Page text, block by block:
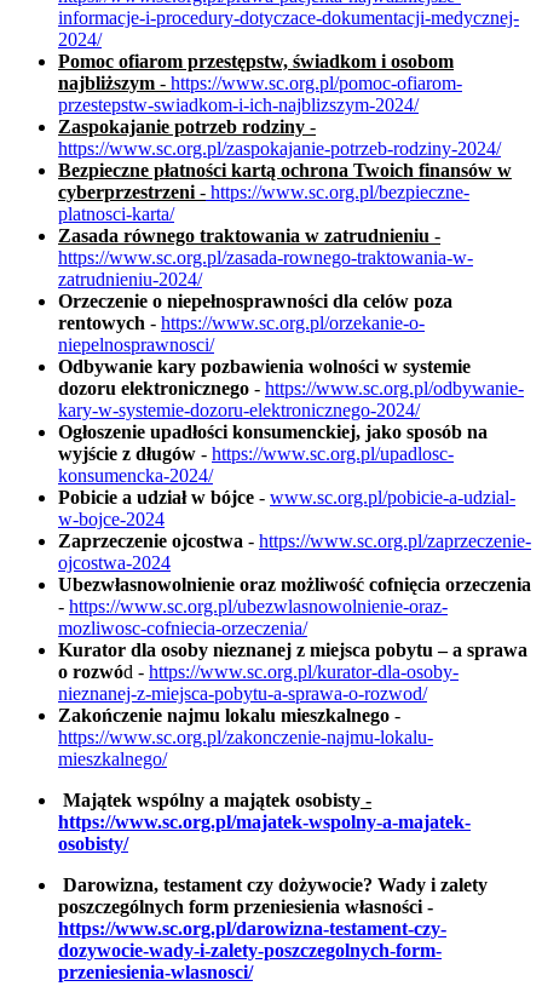
informacje-i-procedury-dotyczace-dokumentacji-medycznej-
2024/
Pomoc ofiarom przestępstw, świadkom i osobom
najbliższym - https://www.sc.org.pl/pomoc-ofiarom-
przestepstw-swiadkom-i-ich-najblizszym-2024/
Zaspokajanie potrzeb rodziny -
https://www.sc.org.pl/zaspokajanie-potrzeb-rodziny-2024/
Bezpieczne płatności kartą ochrona Twoich finansów w
cyberprzestrzeni - https://www.sc.org.pl/bezpieczne-
platnosci-karta/
Zasada równego traktowania w zatrudnieniu -
https://www.sc.org.pl/zasada-rownego-traktowania-w-
zatrudnieniu-2024/
Orzeczenie o niepełnosprawności dla celów poza
rentowych - https://www.sc.org.pl/orzekanie-o-
niepelnosprawnosci/
Odbywanie kary pozbawienia wolności w systemie
dozoru elektronicznego - https://www.sc.org.pl/odbywanie-
kary-w-systemie-dozoru-elektronicznego-2024/
Ogłoszenie upadłości konsumenckiej, jako sposób na
wyjście z długów - https://www.sc.org.pl/upadlosc-
konsumencka-2024/
Pobicie a udział w bójce - www.sc.org.pl/pobicie-a-udzial-
w-bojce-2024
Zaprzeczenie ojcostwa - https://www.sc.org.pl/zaprzeczenie-
ojcostwa-2024
Ubezwłasnowolnienie oraz możliwość cofnięcia orzeczenia
- https://www.sc.org.pl/ubezwlasnowolnienie-oraz-
mozliwosc-cofniecia-orzeczenia/
Kurator dla osoby nieznanej z miejsca pobytu – a sprawa
o rozwód - https://www.sc.org.pl/kurator-dla-osoby-
nieznanej-z-miejsca-pobytu-a-sprawa-o-rozwod/
Zakończenie najmu lokalu mieszkalnego -
https://www.sc.org.pl/zakonczenie-najmu-lokalu-
mieszkalnego/
Majątek wspólny a majątek osobisty -
https://www.sc.org.pl/majatek-wspolny-a-majatek-
osobisty/
Darowizna, testament czy dożywocie? Wady i zalety
poszczególnych form przeniesienia własności -
https://www.sc.org.pl/darowizna-testament-czy-
dozywocie-wady-i-zalety-poszczegolnych-form-
przeniesienia-wlasnosci/